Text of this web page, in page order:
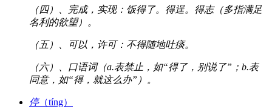
（四）、完成，实现：饭得了。得逞。得志（多指满足
名利的欲望）。
（五）、可以，许可：不得随地吐痰。
（六）、口语词（a.表禁止，如“得了，别说了”；b.表
同意，如“得，就这么办”）。
停（tíng）